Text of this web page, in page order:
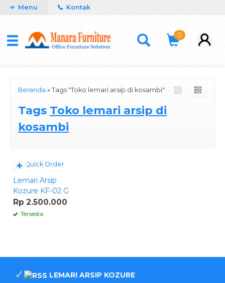
Menu Kontak
0
Beranda » Tags "Toko lemari arsip di kosambi"
Tags Toko lemari arsip di
kosambi
Quick Order
Lemari Arsip
Kozure KF-02 G
Rp 2.500.000
Tersedia
✚
LEMARI ARSIP KOZURE